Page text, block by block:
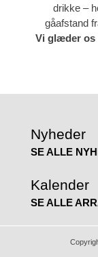
drikke –
gåafstand
Vi glæder os
Nyheder
SE ALLE
Kalender
SE ALLE